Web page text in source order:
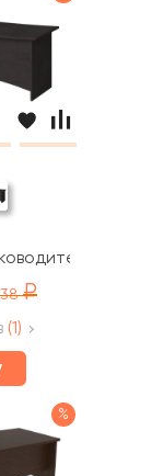
ТАЙМ-МАКС /
(1)
%